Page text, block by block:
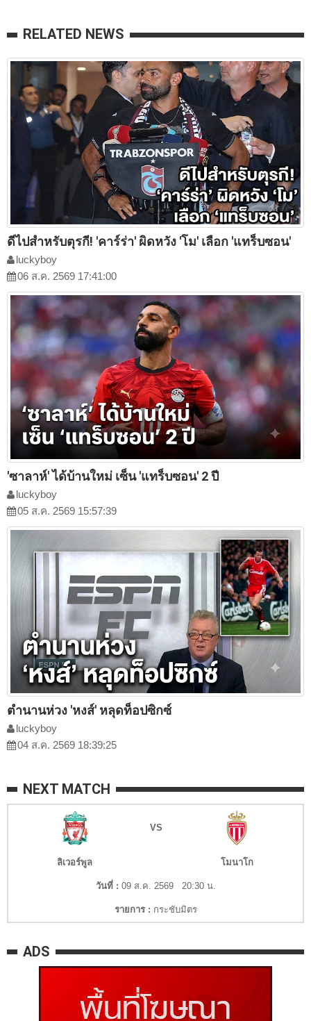
RELATED NEWS
ดีไปสำหรับตุรกี! 'คาร์ร่า' ผิดหวัง 'โม' เลือก 'แทร็บซอน'
luckyboy
06 ส.ค. 2569 17:41:00
'ซาลาห์' ได้บ้านใหม่ เซ็น 'แทร็บซอน' 2 ปี
luckyboy
05 ส.ค. 2569 15:57:39
ตำนานห่วง 'หงส์' หลุดท็อปซิกซ์
luckyboy
04 ส.ค. 2569 18:39:25
NEXT MATCH
VS
ลิเวอร์พูล โมนาโก
วันที่ : 09 ส.ค. 2569 20:30 น.
รายการ : กระชับมิตร
ADS